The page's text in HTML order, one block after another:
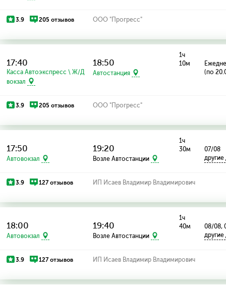
3.9 205 отзывов ООО "Прогресс"
17:40
Касса Автоэкспресс \ Ж/Д
вокзал
18:50
Автостанция
1ч
10м
(по
3.9 205 отзывов ООО "Прогресс"
17:50
Автовокзал
19:20
Возле Автостанции
1ч
30м
07/08
3.9 127 отзывов ИП Исаев Владимир Владимирович
18:00
Автовокзал
19:40
Возле Автостанции
1ч
40м
08/08,
3.9 127 отзывов ИП Исаев Владимир Владимирович